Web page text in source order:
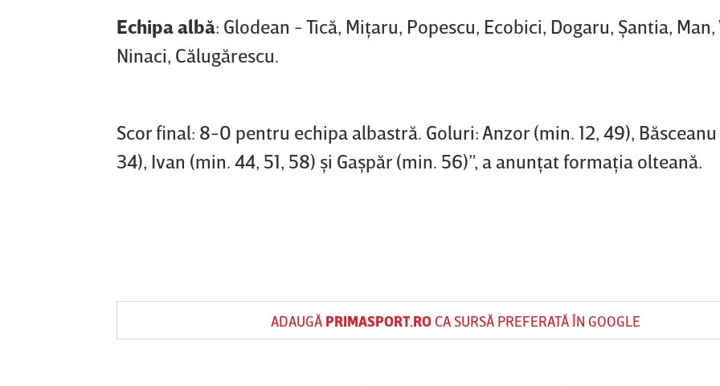
Echipa albă: Glodean - Tică, Miţaru, Popescu, Ecobici, Dogaru, Şantia, Man,
Ninaci, Călugărescu.
Scor final: 8-0 pentru echipa albastră. Goluri: Anzor (min. 12, 49),
34), Ivan (min. 44, 51, 58) şi Gaşpăr (min. 56)”, a anunţat formaţia olteană.
ADAUGĂ PRIMASPORT.ROCA SURSĂ PREFERATĂ ÎN GOOGLE